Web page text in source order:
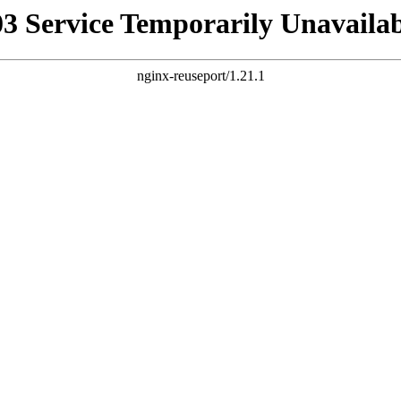
Service Temporarily
nginx-reuseport/1.21.1